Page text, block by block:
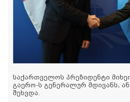
საქართველოს პრეზიდენტი
გაერო-ს გენერალურ მდივანს,
შეხვდა.